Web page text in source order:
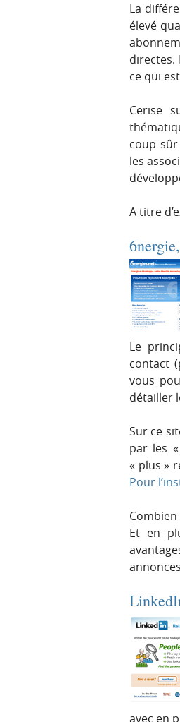
La
élevé
directes.
ce qui
Cerise
coup
les
A titre
Le
contact
vous
détailler
Sur ce
par les
« plus »
Pour
Et en
avec en